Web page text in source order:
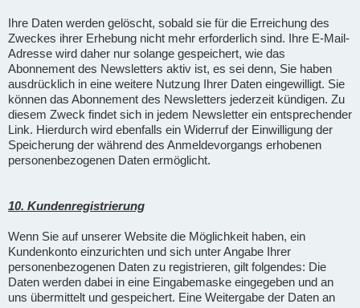
Ihre Daten werden gelöscht, sobald sie für die Erreichung des
Zweckes ihrer Erhebung nicht mehr erforderlich sind. Ihre E-Mail-
Adresse wird daher nur solange gespeichert, wie das
Abonnement des Newsletters aktiv ist, es sei denn, Sie haben
ausdrücklich in eine weitere Nutzung Ihrer Daten eingewilligt. Sie
können das Abonnement des Newsletters jederzeit kündigen. Zu
diesem Zweck findet sich in jedem Newsletter ein entsprechender
Link. Hierdurch wird ebenfalls ein Widerruf der Einwilligung der
Speicherung der während des Anmeldevorgangs erhobenen
personenbezogenen Daten ermöglicht.
10. Kundenregistrierung
Wenn Sie auf unserer Website die Möglichkeit haben, ein
Kundenkonto einzurichten und sich unter Angabe Ihrer
personenbezogenen Daten zu registrieren, gilt folgendes: Die
Daten werden dabei in eine Eingabemaske eingegeben und an
uns übermittelt und gespeichert. Eine Weitergabe der Daten an